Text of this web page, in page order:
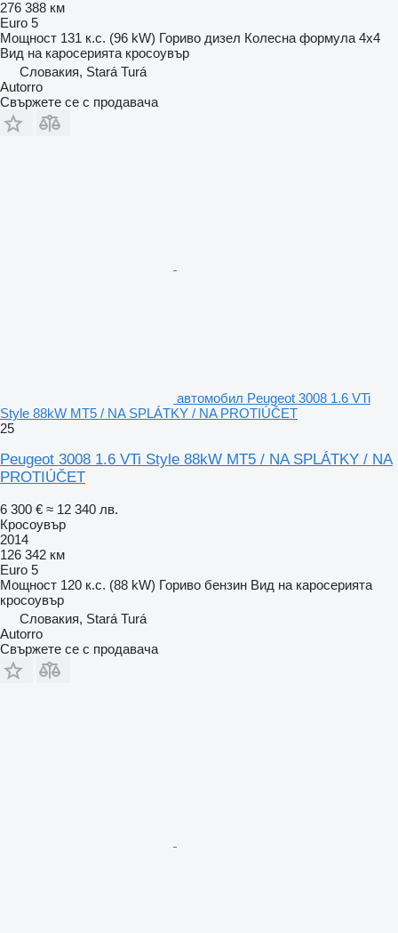
276 388 км
Euro 5
Мощност 131 к.с. (96 kW) Гориво дизел Колесна формула 4x4
Вид на каросерията кросоувър
Словакия, Stará Turá
Autorro
Свържете се с продавача
автомобил Peugeot 3008 1.6 VTi
Style 88kW MT5 / NA SPLÁTKY / NA PROTIÚČET
25
Peugeot 3008 1.6 VTi Style 88kW MT5 / NA SPLÁTKY / NA
PROTIÚČET
6 300 € ≈ 12 340 лв.
Кросоувър
2014
126 342 км
Euro 5
Мощност 120 к.с. (88 kW) Гориво бензин Вид на каросерията
кросоувър
Словакия, Stará Turá
Autorro
Свържете се с продавача